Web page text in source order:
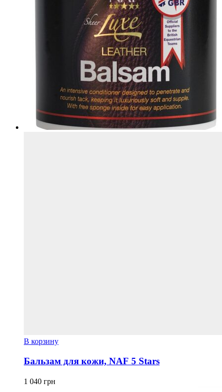
В корзину
Бальзам для кожи, NAF 5 Stars
1 040 грн